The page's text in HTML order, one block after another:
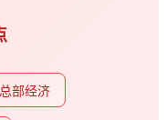
总部经济